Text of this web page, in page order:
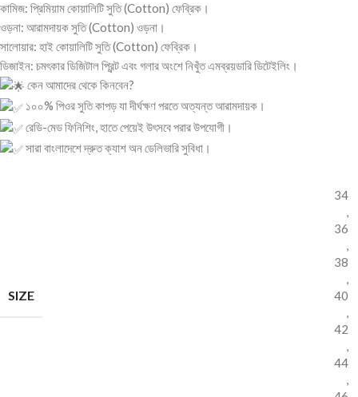
কামিজ: প্রিমিয়াম কোয়ালিটি সুতি (Cotton) ফেব্রিক।
ওড়না: আরামদায়ক সুতি (Cotton) ওড়না।
সালোয়ার: হাই কোয়ালিটি সুতি (Cotton) ফেব্রিক।
ডিজাইন: চমৎকার ডিজিটাল প্রিন্ট এবং গলার অংশে নিখুঁত এমব্রয়ডারি ডিটেইলিং।
কেন আমাদের থেকে কিনবেন?
১০০% পিওর সুতি কাপড় যা দীর্ঘক্ষণ পরতে অত্যন্ত আরামদায়ক।
রেডি-মেড ফিনিশিং, হাতে পেয়েই উৎসবে পরার উপযোগী।
সারা বাংলাদেশে দ্রুত ক্যাশ অন ডেলিভারি সুবিধা।
SIZE
34
,
36
,
38
,
40
,
42
,
44
,